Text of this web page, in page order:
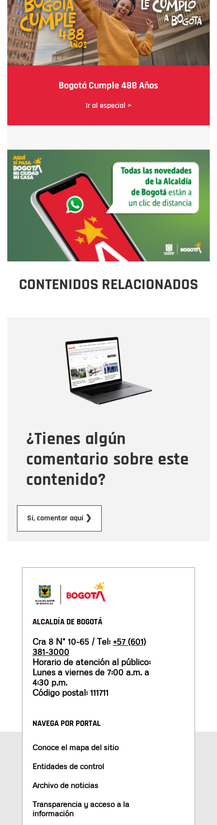
Bogotá Cumple 488 Años
Ir al especial >
CONTENIDOS RELACIONADOS
¿Tienes algún
comentario sobre este
contenido?
Sí, comentar aquí ❯
Correo electrónico
Tipo de comentario
Mensaje
ALCALDÍA DE BOGOTÁ
Cra 8 N° 10-65 / Tel: +57 (601)
381-3000
Horario de atención al público:
Lunes a viernes de 7:00 a.m. a
4:30 p.m.
Código postal: 111711
NAVEGA POR PORTAL
Conoce el mapa del sitio
Entidades de control
Archivo de noticias
Transparencia y acceso a la
información